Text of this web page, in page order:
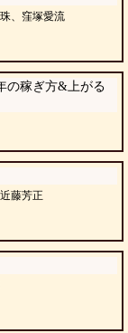
、窪塚愛流
の稼ぎ方&上がる
藤芳正